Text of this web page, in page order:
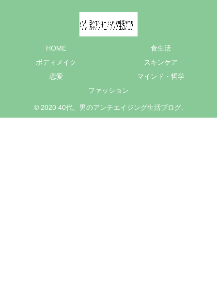
HOME
食生活
ボディメイク
スキンケア
恋愛
マインド・哲学
ファッション
© 2020 40代、男のアンチエイジング生活ブログ.